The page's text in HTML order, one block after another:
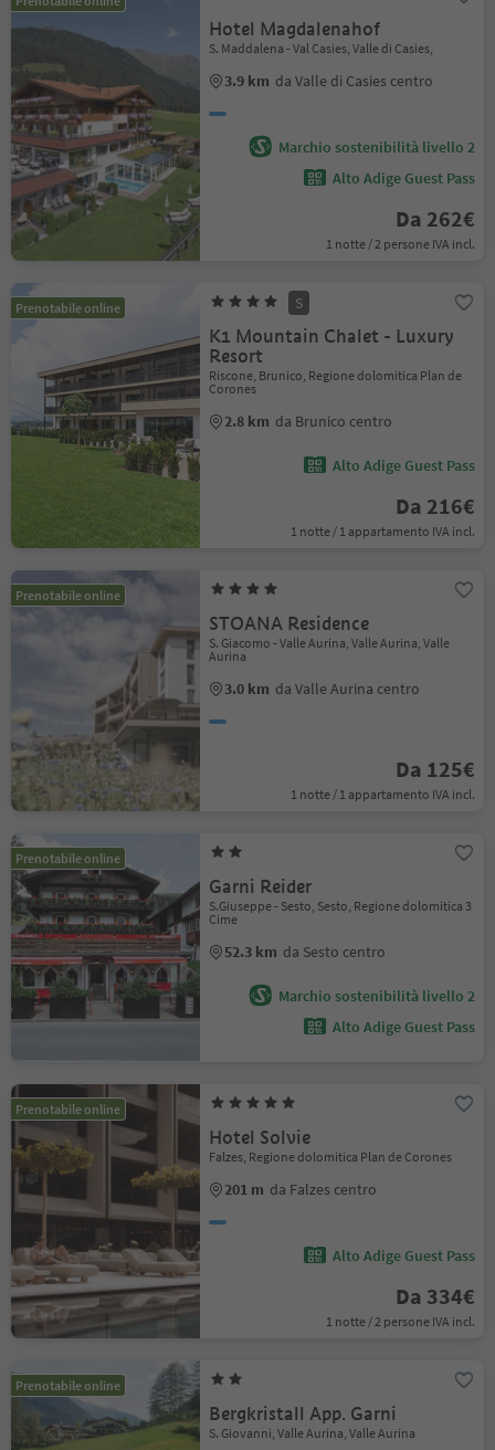
Hotel Magdalenahof
S. Maddalena - Val Casies, Valle di Casies,
3.9 km da Valle di Casies centro
Marchio sostenibilità livello 2
Alto Adige Guest Pass
Da 262€
1 notte / 2 persone IVA incl.
Prenotabile online S
K1 Mountain Chalet - Luxury
Resort
Riscone, Brunico, Regione dolomitica Plan de
Corones
2.8 km da Brunico centro
Alto Adige Guest Pass
Da 216€
1 notte / 1 appartamento IVA incl.
Prenotabile online
STOANA Residence
S. Giacomo - Valle Aurina, Valle Aurina, Valle
Aurina
3.0 km da Valle Aurina centro
Da 125€
1 notte / 1 appartamento IVA incl.
Prenotabile online
Garni Reider
S.Giuseppe - Sesto, Sesto, Regione dolomitica 3
Cime
52.3 km da Sesto centro
Marchio sostenibilità livello 2
Alto Adige Guest Pass
Prenotabile online
Hotel Solvie
Falzes, Regione dolomitica Plan de Corones
201 m da Falzes centro
Alto Adige Guest Pass
Da 334€
1 notte / 2 persone IVA incl.
Prenotabile online
Bergkristall App. Garni
S. Giovanni, Valle Aurina, Valle Aurina